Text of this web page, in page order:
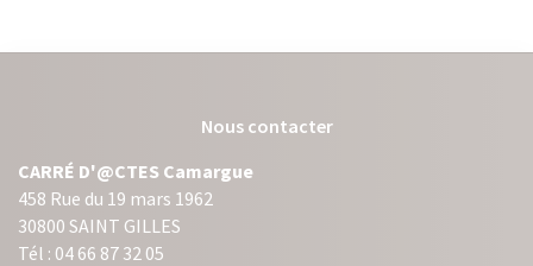
Nous contacter
CARRÉ D'@CTES Camargue
458 Rue du 19 mars 1962
30800 SAINT GILLES
Tél : 04 66 87 32 05